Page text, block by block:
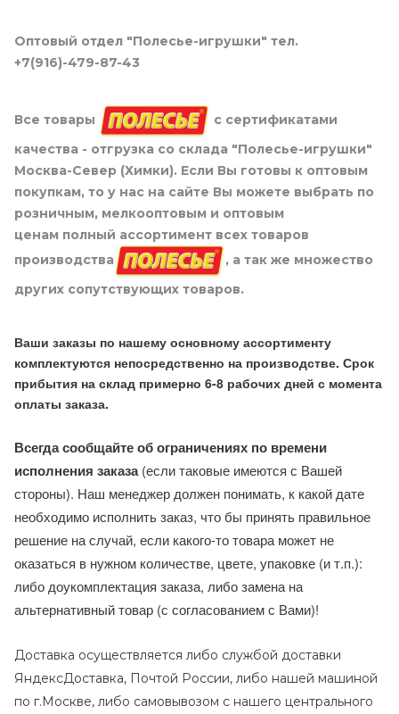
Оптовый отдел "Полесье-игрушки" тел.
+7(916)-479-87-43
Все товары
с сертификатами
качества - отгрузка со склада "Полесье-игрушки"
Москва-Север (Химки). Если Вы готовы к оптовым
покупкам, то у нас на сайте Вы можете выбрать по
розничным, мелкооптовым и оптовым
ценам полный ассортимент всех товаров
производства
, а так же множество
других сопутствующих товаров.
Ваши заказы по нашему основному ассортименту
комплектуются непосредственно на производстве. Срок
прибытия на склад примерно 6-8 рабочих дней с момента
оплаты заказа.
Всегда сообщайте об ограничениях по времени
исполнения заказа(если таковые имеются с Вашей
стороны). Наш менеджер должен понимать, к какой дате
необходимо исполнить заказ, что бы принять правильное
решение на случай, если какого-то товара может не
оказаться в нужном количестве, цвете, упаковке (и т.п.):
либо доукомплектация заказа, либо замена на
альтернативный товар (с согласованием с Вами)!
Доставка осуществляется либо службой доставки
ЯндексДоставка, Почтой России, либо нашей машиной
по г.Москве, либо самовывозом с нашего центрального